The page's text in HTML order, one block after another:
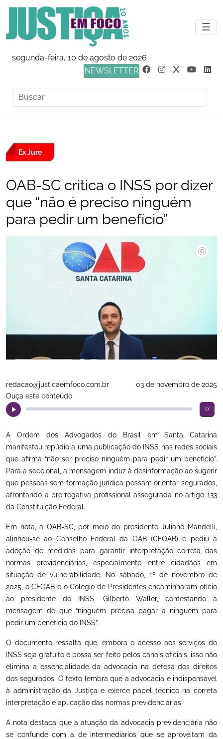
☰
segunda-feira, 10 de agosto de 2026
NEWSLETTER
Ex Jure
OAB-SC critica o INSS por dizer
que “não é preciso ninguém
para pedir um benefício”
redacao@justicaemfoco.com.br
03 de novembro de 2025
Ouça este conteúdo
1x
A Ordem dos Advogados do Brasil em Santa Catarina
manifestou repúdio a uma publicação do INSS nas redes sociais
que afirma “não ser preciso ninguém para pedir um benefício”.
Para a seccional, a mensagem induz à desinformação ao sugerir
que pessoas sem formação jurídica possam orientar segurados,
afrontando a prerrogativa profissional assegurada no artigo 133
da Constituição Federal.
Em nota, a OAB-SC, por meio do presidente Juliano Mandelli,
alinhou-se ao Conselho Federal da OAB (CFOAB) e pediu a
adoção de medidas para garantir interpretação correta das
normas previdenciárias, especialmente entre cidadãos em
situação de vulnerabilidade. No sábado, 1º de novembro de
2025, o CFOAB e o Colégio de Presidentes encaminharam ofício
ao presidente do INSS, Gilberto Waller, contestando a
mensagem de que “ninguém precisa pagar a ninguém para
pedir um benefício do INSS”.
O documento ressalta que, embora o acesso aos serviços do
INSS seja gratuito e possa ser feito pelos canais oficiais, isso não
elimina a essencialidade da advocacia na defesa dos direitos
dos segurados. O texto lembra que a advocacia é indispensável
à administração da Justiça e exerce papel técnico na correta
interpretação e aplicação das normas previdenciárias.
A nota destaca que a atuação da advocacia previdenciária não
se confunde com a de intermediários que se aproveitam da